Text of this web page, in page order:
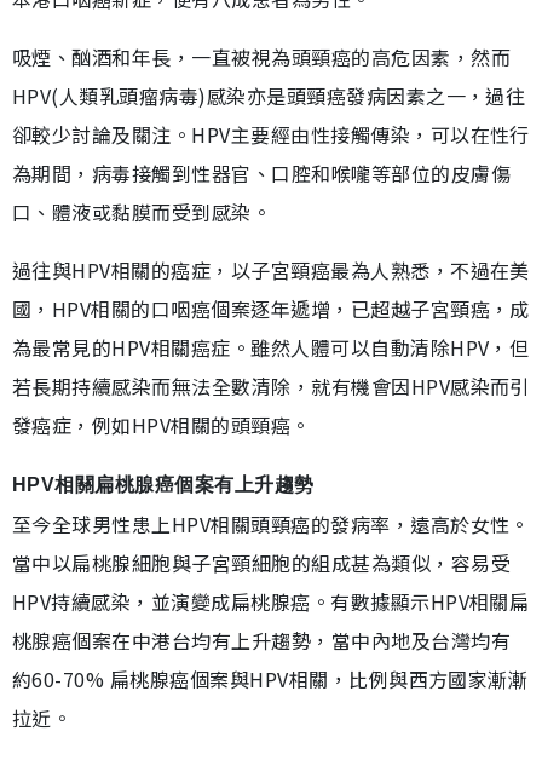
吸煙、酗酒和年長，一直被視為頭頸癌的高危因素，然而
HPV(人類乳頭瘤病毒)感染亦是頭頸癌發病因素之一，過往
卻較少討論及關注。HPV主要經由性接觸傳染，可以在性行
為期間，病毒接觸到性器官、口腔和喉嚨等部位的皮膚傷
口、體液或黏膜而受到感染。
過往與HPV相關的癌症，以子宮頸癌最為人熟悉，不過在美
國，HPV相關的口咽癌個案逐年遞增，已超越子宮頸癌，成
為最常見的HPV相關癌症。雖然人體可以自動清除HPV，但
若長期持續感染而無法全數清除，就有機會因HPV感染而引
發癌症，例如HPV相關的頭頸癌。
HPV相關扁桃腺癌個案有上升趨勢
至今全球男性患上HPV相關頭頸癌的發病率，遠高於女性。
當中以扁桃腺細胞與子宮頸細胞的組成甚為類似，容易受
HPV持續感染，並演變成扁桃腺癌。有數據顯示HPV相關扁
桃腺癌個案在中港台均有上升趨勢，當中內地及台灣均有
約60-70% 扁桃腺癌個案與HPV相關，比例與西方國家漸漸
拉近。